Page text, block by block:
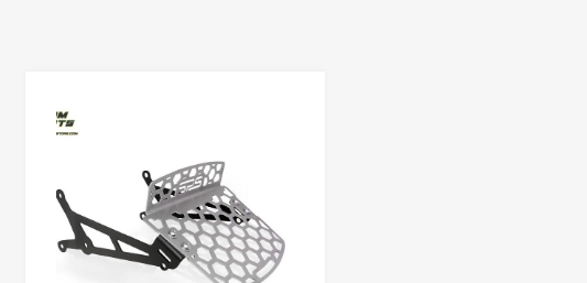
Add to Wishlist
Add to Compare